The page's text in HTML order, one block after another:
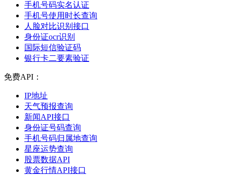
手机号码实名认证
手机号使用时长查询
人脸对比识别接口
身份证ocr识别
国际短信验证码
银行卡二要素验证
免费API：
IP地址
天气预报查询
新闻API接口
身份证号码查询
手机号码归属地查询
星座运势查询
股票数据API
黄金行情API接口